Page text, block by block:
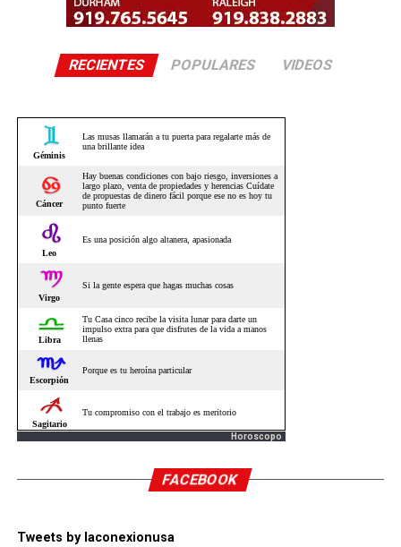
RECIENTES POPULARES VIDEOS
Horoscopo
FACEBOOK
Tweets by laconexionusa